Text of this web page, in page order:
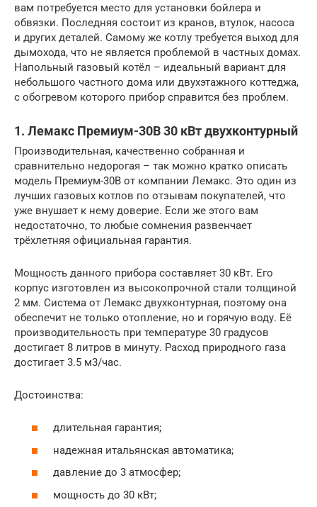
вам потребуется место для установки бойлера и
обвязки. Последняя состоит из кранов, втулок, насоса
и других деталей. Самому же котлу требуется выход для
дымохода, что не является проблемой в частных домах.
Напольный газовый котёл – идеальный вариант для
небольшого частного дома или двухэтажного коттеджа,
с обогревом которого прибор справится без проблем.
1. Лемакс Премиум-30B 30 кВт двухконтурный
Производительная, качественно собранная и
сравнительно недорогая – так можно кратко описать
модель Премиум-30В от компании Лемакс. Это один из
лучших газовых котлов по отзывам покупателей, что
уже внушает к нему доверие. Если же этого вам
недостаточно, то любые сомнения развенчает
трёхлетняя официальная гарантия.
Мощность данного прибора составляет 30 кВт. Его
корпус изготовлен из высокопрочной стали толщиной
2 мм. Система от Лемакс двухконтурная, поэтому она
обеспечит не только отопление, но и горячую воду. Её
производительность при температуре 30 градусов
достигает 8 литров в минуту. Расход природного газа
достигает 3.5 м3/час.
Достоинства:
длительная гарантия;
надежная итальянская автоматика;
давление до 3 атмосфер;
мощность до 30 кВт;